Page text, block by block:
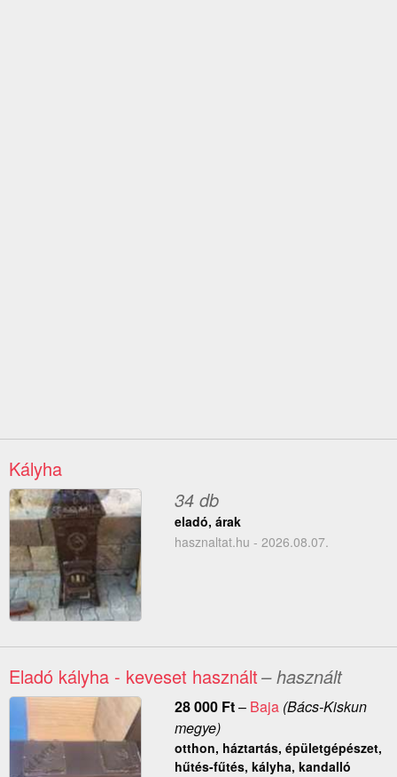
Kályha
34 db
eladó, árak
hasznaltat.hu - 2026.08.07.
Eladó kályha - keveset használt– használt
28 000 Ft– Baja(Bács-Kiskun
megye)
otthon, háztartás, épületgépészet,
hűtés-fűtés, kályha, kandalló